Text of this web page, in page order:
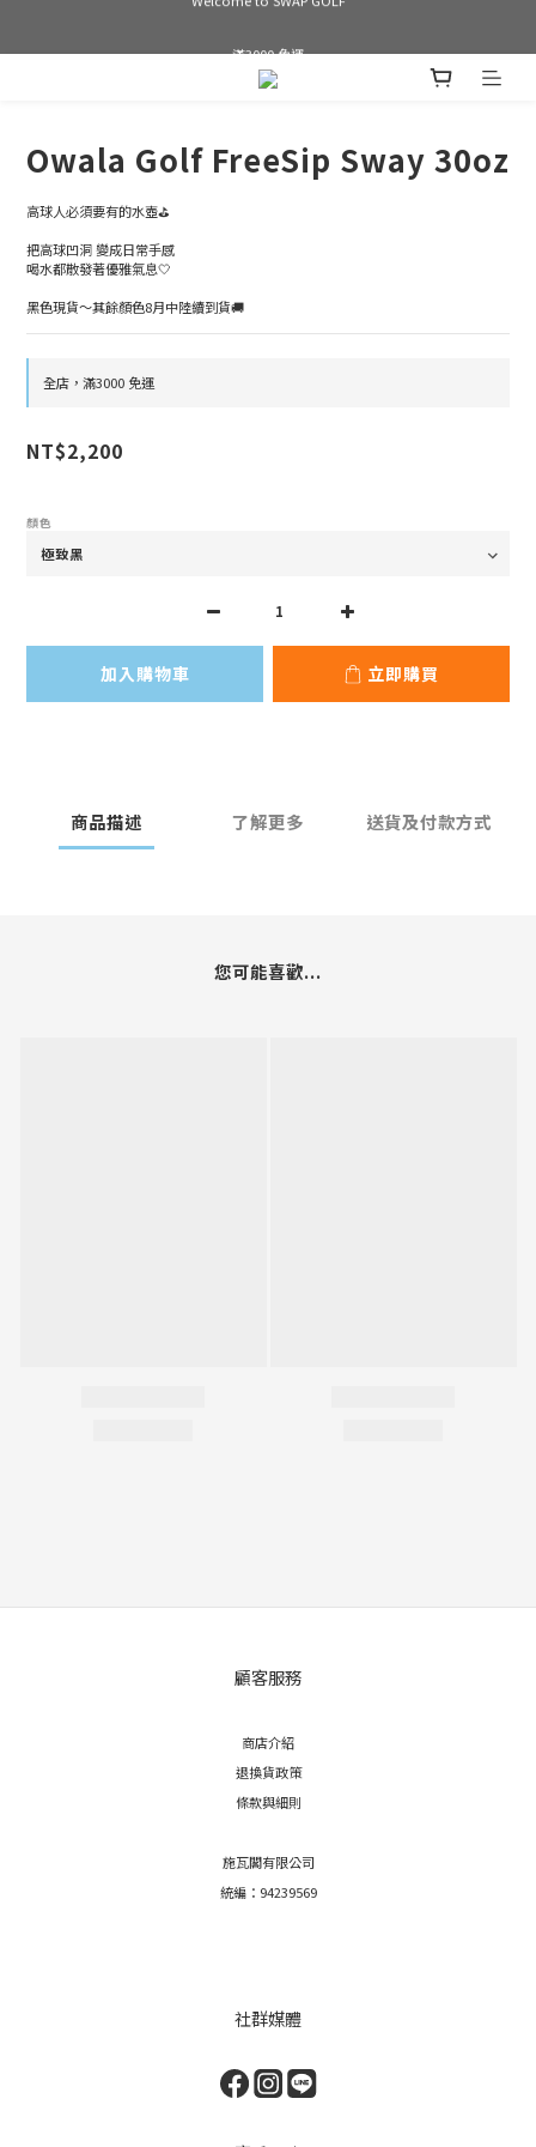
滿3000 免運
Welcome to SWAP GOLF
Owala Golf FreeSip Sway 30oz
高球人必須要有的水壺⛳️
把高球凹洞 變成日常手感
喝水都散發著優雅氣息🤍
黑色現貨～其餘顏色8月中陸續到貨🚚
全店，滿3000 免運
NT$2,200
顏色
加入購物車 立即購買
商品描述 了解更多 送貨及付款方式
您可能喜歡...
顧客服務
商店介紹
退換貨政策
條款與細則
施瓦閣有限公司
統編：94239569
社群媒體